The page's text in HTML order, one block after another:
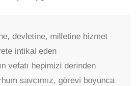
devletine, milletine hizmet
intikal eden
vefatı hepimizi derinden
savcımız, görevi boyunca